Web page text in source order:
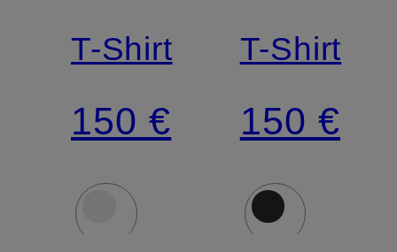
T-Shirt
150 €
T-Shirt
150 €